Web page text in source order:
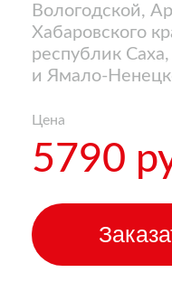
Вологодской,
Хабаровского
республик
и Ямало-
Цена
5790